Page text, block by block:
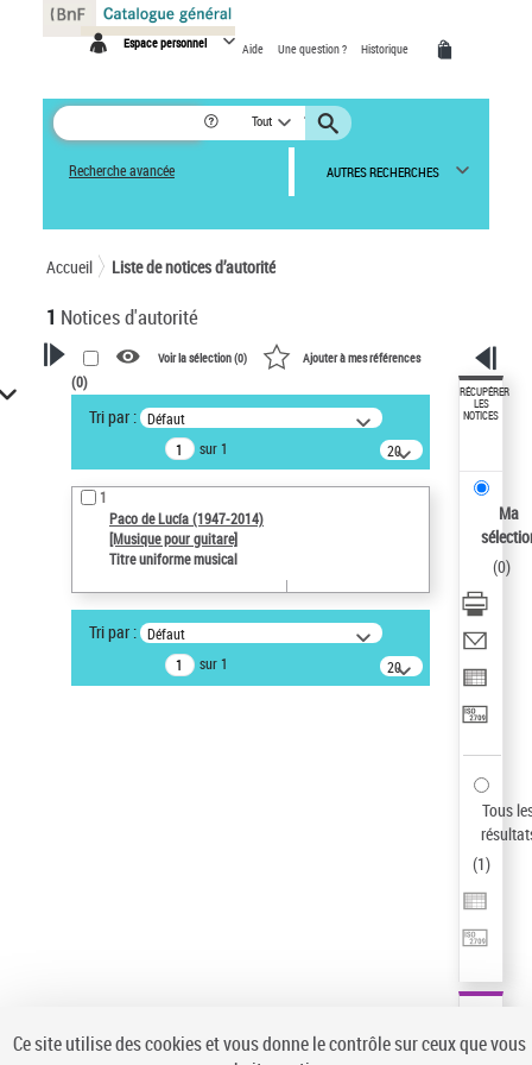
Espace personnel Aide Une question ? Historique
Tout
Recherche avancée AUTRES RECHERCHES
Accueil Liste de notices d’autorité
1 Notices d'autorité
VOTRE RECHERCHE
Recherche avancée dans les
notices d’autorité
Œuvres liées à l'auteur :
Paco de Lucía (1947-2014)
Type de notice d'autorité
Statut de la notice d’autorité
Notice élémentaire
Sauvegarder votre recherche
Voir la sélection (0) Ajouter à mes références
(0)
Tri par : Défaut
sur 1
20
résultats/page
1
Paco de Lucía (1947-2014)
[Musique pour guitare]
Titre uniforme musical
Tri par : Défaut
sur 1
20
résultats/page
RÉCUPÉRER
LES
NOTICES
Ma
(0)
Tous
(1)
Panneau de gestion des cookies
Ce site utilise des cookies et vous donne le contrôle sur ceux que vous